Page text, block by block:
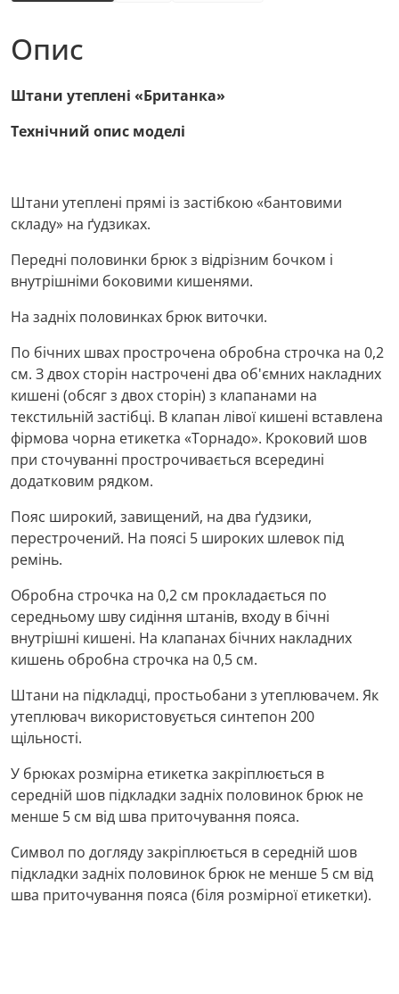
Опис
Штани утеплені «Британка»
Технічний опис моделі
Штани утеплені прямі із застібкою «бантовими
складу» на ґудзиках.
Передні половинки брюк з відрізним бочком і
внутрішніми боковими кишенями.
На задніх половинках брюк виточки.
По бічних швах прострочена обробна строчка на 0,2
см. З двох сторін настрочені два об'ємних накладних
кишені (обсяг з двох сторін) з клапанами на
текстильній застібці. В клапан лівої кишені вставлена ​​
фірмова чорна етикетка «Торнадо». Кроковий шов
при сточуванні прострочивається всередині
додатковим рядком.
Пояс широкий, завищений, на два ґудзики,
перестрочений. На поясі 5 широких шлевок під
ремінь.
Обробна строчка на 0,2 см прокладається по
середньому шву сидіння штанів, входу в бічні
внутрішні кишені. На клапанах бічних накладних
кишень обробна строчка на 0,5 см.
Штани на підкладці, простьобани з утеплювачем. Як
утеплювач використовується синтепон 200
щільності.
У брюках розмірна етикетка закріплюється в
середній шов підкладки задніх половинок брюк не
менше 5 см від шва приточування пояса.
Символ по догляду закріплюється в середній шов
підкладки задніх половинок брюк не менше 5 см від
шва приточування пояса (біля розмірної етикетки).